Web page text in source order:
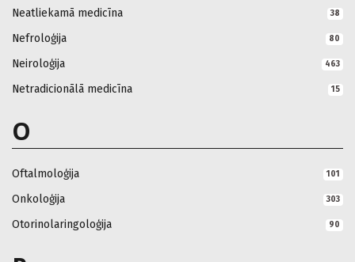
Neatliekamā medicīna 38
Nefroloģija 80
Neiroloģija 463
Netradicionālā medicīna 15
O
Oftalmoloģija 101
Onkoloģija 303
Otorinolaringoloģija 90